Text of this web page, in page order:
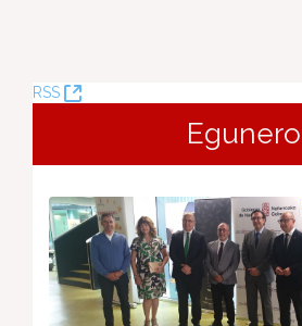
RSS
(Opens
Egunero